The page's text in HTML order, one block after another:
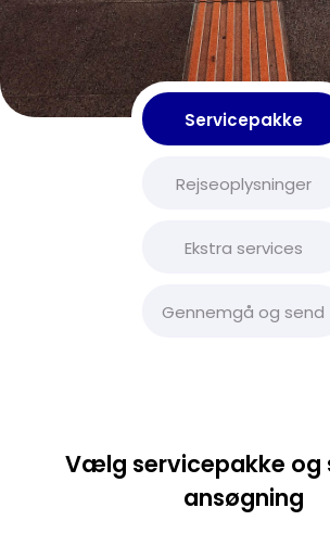
Servicepakke
Rejseoplysninger
Ekstra services
Gennemgå og send
Vælg servicepakke og
ansøgning